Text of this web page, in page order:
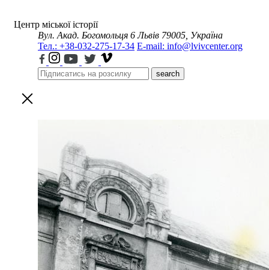
Центр міської історії
Вул. Акад. Богомольця 6 Львів 79005, Україна
Тел.: +38-032-275-17-34 E-mail: info@lvivcenter.org
search